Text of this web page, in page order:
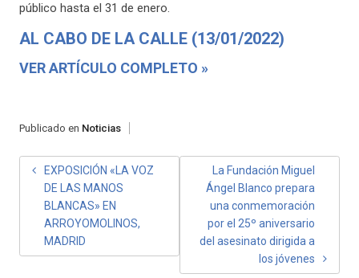
público hasta el 31 de enero.
AL CABO DE LA CALLE (13/01/2022)
VER ARTÍCULO COMPLETO »
Publicado en Noticias
NAVEGACIÓN
ENTRADAS
EXPOSICIÓN «LA VOZ
DE LAS MANOS
BLANCAS» EN
ARROYOMOLINOS,
MADRID
La Fundación Miguel
Ángel Blanco prepara
una conmemoración
por el 25º aniversario
del asesinato dirigida a
los jóvenes